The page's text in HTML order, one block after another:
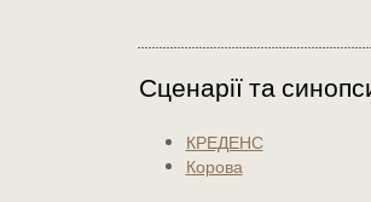
Сценарії та
КРЕДЕНС
Корова